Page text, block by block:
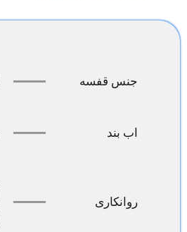
جنس قفسه
اب بند
روانکاری